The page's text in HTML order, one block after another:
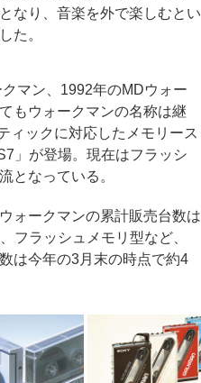
なり、音楽を外で楽しむとい
た。
マン、1992年のMDウォー
もウォークマンの名称は継
ィックに対応したメモリース
」が登場。現在はフラッシ
となっている。
ォークマンの累計販売台数は
フラッシュメモリ型など、
は今年の3月末の時点で約4